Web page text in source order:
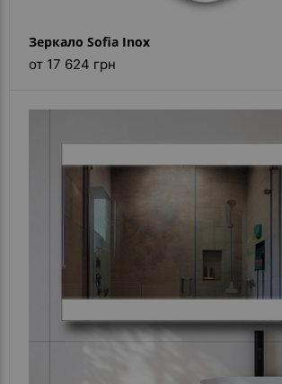
Зеркало Sofia Inox
от 17 624 грн